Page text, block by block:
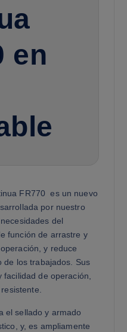
en
FR770 es un nuevo
por nuestro
del
función de arrastre y
y reduce
de los trabajados. Sus
facilidad de operación,
el sellado y armado
y, es ampliamente